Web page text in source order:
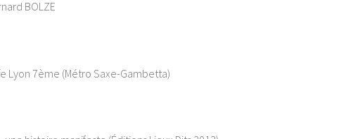
BOLZE
Lyon 7ème (Métro Saxe-Gambetta)